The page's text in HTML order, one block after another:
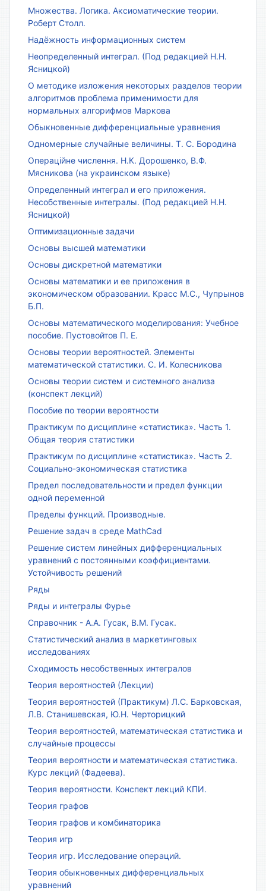
Множества. Логика. Аксиоматические теории.
Роберт Столл.
Надёжность информационных систем
Неопределенный интеграл. (Под редакцией Н.Н.
Ясницкой)
О методике изложения некоторых разделов теории
алгоритмов проблема применимости для
нормальных алгорифмов Маркова
Обыкновенные дифференциальные уравнения
Одномерные случайные величины. Т. С. Бородина
Операційне числення. Н.К. Дорошенко, В.Ф.
Мясникова (на украинском языке)
Определенный интеграл и его приложения.
Несобственные интегралы. (Под редакцией Н.Н.
Ясницкой)
Оптимизационные задачи
Основы высшей математики
Основы дискретной математики
Основы математики и ее приложения в
экономическом образовании. Красс М.С., Чупрынов
Б.П.
Основы математического моделирования: Учебное
пособие. Пустовойтов П. Е.
Основы теории вероятностей. Элементы
математической статистики. С. И. Колесникова
Основы теории систем и системного анализа
(конспект лекций)
Пособие по теории вероятности
Практикум по дисциплине «статистика». Часть 1.
Общая теория статистики
Практикум по дисциплине «статистика». Часть 2.
Социально-экономическая статистика
Предел последовательности и предел функции
одной переменной
Пределы функций. Производные.
Решение задач в среде MathCad
Решение систем линейных дифференциальных
уравнений с постоянными коэффициентами.
Устойчивость решений
Ряды
Ряды и интегралы Фурье
Справочник - А.А. Гусак, В.М. Гусак.
Статистический анализ в маркетинговых
исследованиях
Сходимость несобственных интегралов
Теория вероятностей (Лекции)
Теория вероятностей (Практикум) Л.С. Барковская,
Л.В. Станишевская, Ю.Н. Черторицкий
Теория вероятностей, математическая статистика и
случайные процессы
Теория вероятности и математическая статистика.
Курс лекций (Фадеева).
Теория вероятности. Конспект лекций КПИ.
Теория графов
Теория графов и комбинаторика
Теория игр
Теория игр. Исследование операций.
Теория обыкновенных дифференциальных
уравнений